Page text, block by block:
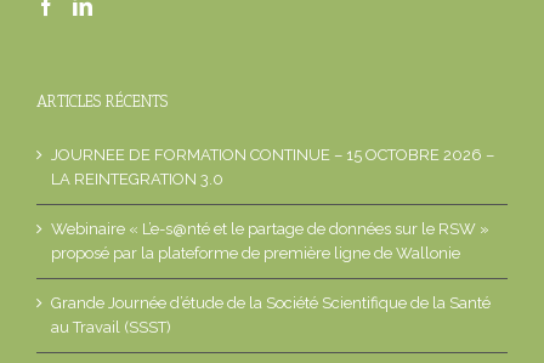
ARTICLES RÉCENTS
JOURNEE DE FORMATION CONTINUE – 15 OCTOBRE 2026 –
LA REINTEGRATION 3.0
Webinaire « L’e-s@nté et le partage de données sur le RSW »
proposé par la plateforme de première ligne de Wallonie
Grande Journée d’étude de la Société Scientifique de la Santé
au Travail (SSST)